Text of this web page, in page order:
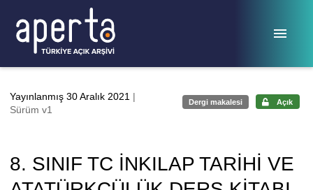
Yayınlanmış 30 Aralık 2021 |
Sürüm v1
Dergi makalesi Açık
8. SINIF TC İNKILAP TARİHİ VE